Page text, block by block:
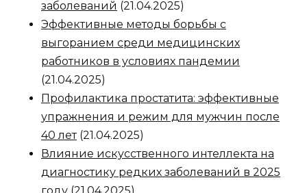
заболеваний (21.04.2025)
Эффективные методы борьбы с
выгоранием среди медицинских
работников в условиях пандемии
(21.04.2025)
Профилактика простатита: эффективные
упражнения и режим для мужчин после
40 лет (21.04.2025)
Влияние искусственного интеллекта на
диагностику редких заболеваний в 2025